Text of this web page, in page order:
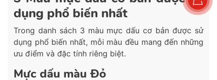
dụng phổ biến nhất
Trong danh sách 3 màu mực dấu cơ bản được sử
dụng phổ biến nhất, mỗi màu đều mang đến những
ưu điểm và đặc tính riêng biệt.
Mực dấu màu Đỏ